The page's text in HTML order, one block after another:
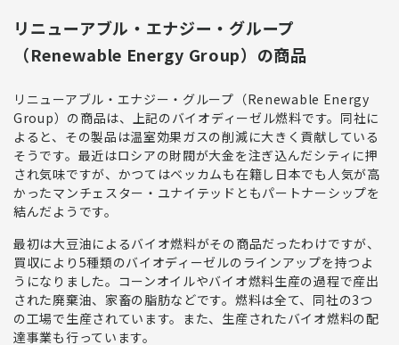
リニューアブル・エナジー・グループ
（Renewable Energy Group）の商品
リニューアブル・エナジー・グループ（Renewable Energy
Group）の商品は、上記のバイオディーゼル燃料です。同社に
よると、その製品は温室効果ガスの削減に大きく貢献している
そうです。最近はロシアの財閥が大金を注ぎ込んだシティに押
され気味ですが、かつてはベッカムも在籍し日本でも人気が高
かったマンチェスター・ユナイテッドともパートナーシップを
結んだようです。
最初は大豆油によるバイオ燃料がその商品だったわけですが、
買収により5種類のバイオディーゼルのラインアップを持つ よ
うになりました。コーンオイルやバイオ燃料生産の過程で産出
された廃棄油、家畜の脂肪などです。燃料は全て、同社の3つ
の工場で生産されています。また、生産されたバイオ燃料の配
達事業も行っています。